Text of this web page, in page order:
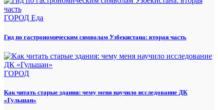
ГОРОД Еда
Гид по гастрономическим символам Узбекистана: вторая часть
ГОРОД
Как читать старые здания: чему меня научило исследование ДК
«Гульшан»